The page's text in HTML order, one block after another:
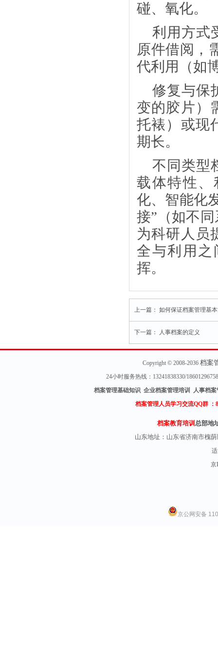
碰、氧化。
利用方式
原件借阅，
代利用（如
修复与保
变的胶片）
托裱）或现
期长。
不同类型
载体特性、
化、智能化
接”（如不
为科研人员
全与利用之
挥。
上一篇： 如何保证档案管理基
下一篇： 人事档案的定义
Copyright © 2008-2036 档案
24小时服务热线：13241838330/
档案管理基础知识 企业档案管理培训 人事档
档案管理人员学习交流QQ群 ：
档案教育培训总部地
山东地址： 山东省济南市槐
京
京公网安备